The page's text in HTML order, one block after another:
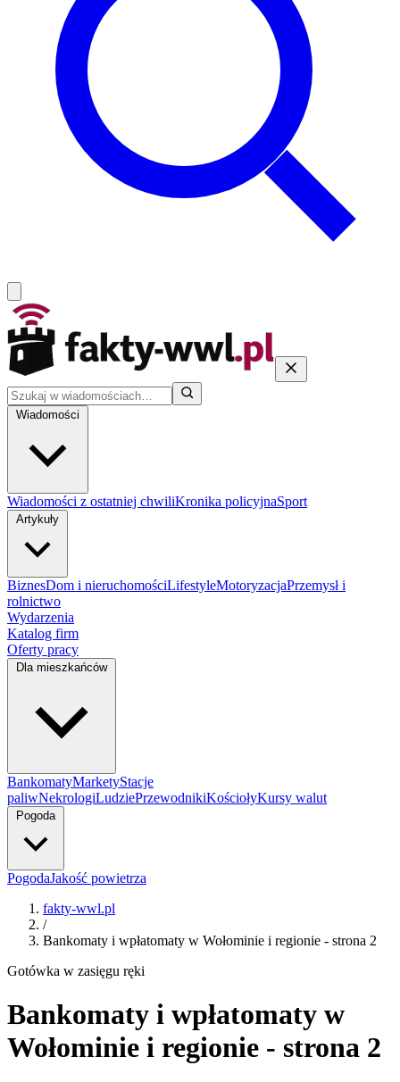
Wiadomości
Wiadomości z ostatniej chwiliKronika policyjnaSport
Artykuły
BiznesDom i nieruchomościLifestyleMotoryzacjaPrzemysł i
rolnictwo
Wydarzenia
Katalog firm
Oferty pracy
Dla mieszkańców
BankomatyMarketyStacje
paliwNekrologiLudziePrzewodnikiKościołyKursy walut
Pogoda
PogodaJakość powietrza
fakty-wwl.pl
/
Bankomaty i wpłatomaty w Wołominie i regionie - strona 2
Gotówka w zasięgu ręki
Bankomaty i wpłatomaty w
Wołominie i regionie - strona 2